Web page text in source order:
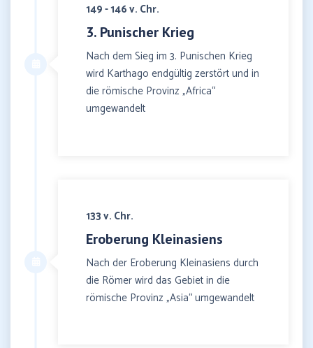
149 - 146 v. Chr.
3. Punischer Krieg
Nach dem Sieg im 3. Punischen Krieg
wird Karthago endgültig zerstört und in
die römische Provinz „Africa“
umgewandelt
133 v. Chr.
Eroberung Kleinasiens
Nach der Eroberung Kleinasiens durch
die Römer wird das Gebiet in die
römische Provinz „Asia“ umgewandelt